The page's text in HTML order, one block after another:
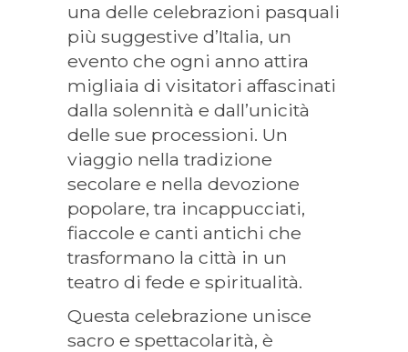
una delle celebrazioni pasquali
più suggestive d’Italia, un
evento che ogni anno attira
migliaia di visitatori affascinati
dalla solennità e dall’unicità
delle sue processioni. Un
viaggio nella tradizione
secolare e nella devozione
popolare, tra incappucciati,
fiaccole e canti antichi che
trasformano la città in un
teatro di fede e spiritualità.
Questa celebrazione unisce
sacro e spettacolarità, è